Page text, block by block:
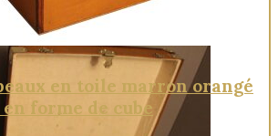
en toile marron orangé
en forme de cube